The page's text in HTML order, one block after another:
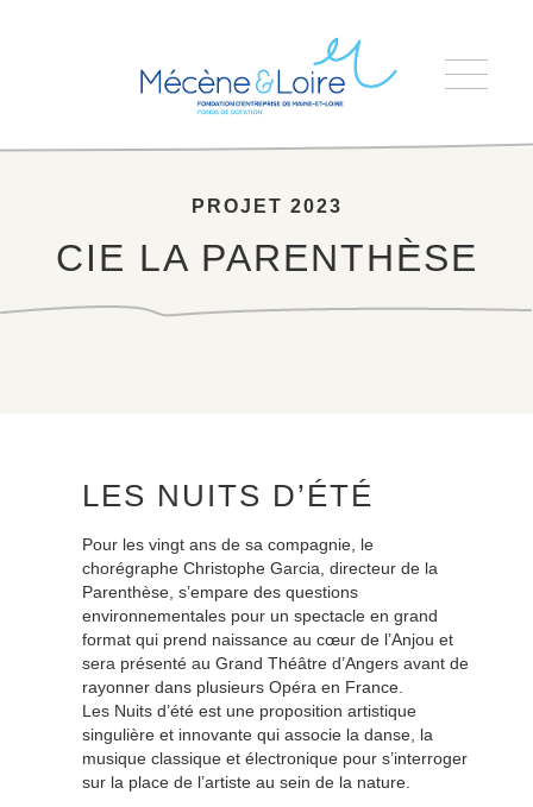
PROJET 2023
CIE LA PARENTHÈSE
LES NUITS D’ÉTÉ
Pour les vingt ans de sa compagnie, le
chorégraphe Christophe Garcia, directeur de la
Parenthèse, s’empare des questions
environnementales pour un spectacle en grand
format qui prend naissance au cœur de l’Anjou et
sera présenté au Grand Théâtre d’Angers avant de
rayonner dans plusieurs Opéra en France.
Les Nuits d’été est une proposition artistique
singulière et innovante qui associe la danse, la
musique classique et électronique pour s’interroger
sur la place de l’artiste au sein de la nature.